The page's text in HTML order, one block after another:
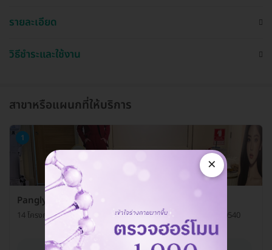
รายละเอียด
วิธีชำระและใช้งาน
สาขาหรือแผนกที่ให้บริการ
1
Panglyst Clinic (แป้งลิสท์ คลินิกเวชกรรม)
14 โครงการคาสเคด บางนา ต. บางแก้ว อ. บางพลี จ. สมุทรปราการ 10540
×